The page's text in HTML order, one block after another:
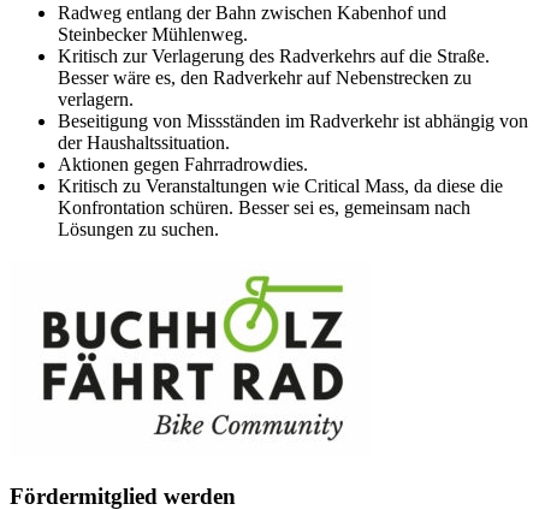
Radweg entlang der Bahn zwischen Kabenhof und
Steinbecker Mühlenweg.
Kritisch zur Verlagerung des Radverkehrs auf die Straße.
Besser wäre es, den Radverkehr auf Nebenstrecken zu
verlagern.
Beseitigung von Missständen im Radverkehr ist abhängig von
der Haushaltssituation.
Aktionen gegen Fahrradrowdies.
Kritisch zu Veranstaltungen wie Critical Mass, da diese die
Konfrontation schüren. Besser sei es, gemeinsam nach
Lösungen zu suchen.
Fördermitglied werden